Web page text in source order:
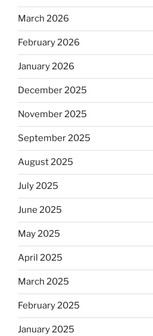
March 2026
February 2026
January 2026
December 2025
November 2025
September 2025
August 2025
July 2025
June 2025
May 2025
April 2025
March 2025
February 2025
January 2025